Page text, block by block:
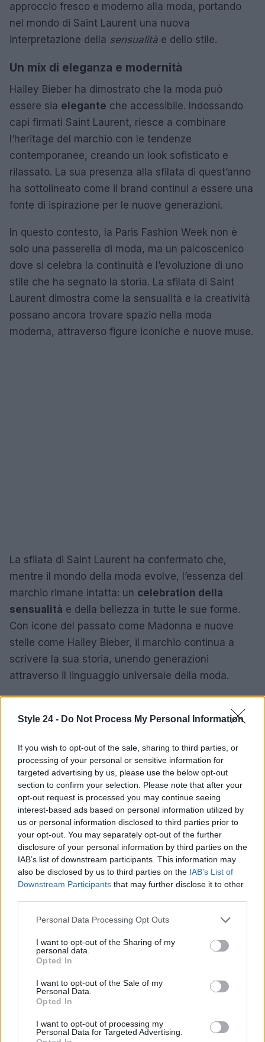
Style 24 - Do Not Process My Personal Information
If you wish to opt-out of the sale, sharing to third parties, or
processing of your personal or sensitive information for
targeted advertising by us, please use the below opt-out
section to confirm your selection. Please note that after your
opt-out request is processed you may continue seeing
interest-based ads based on personal information utilized by
us or personal information disclosed to third parties prior to
your opt-out. You may separately opt-out of the further
disclosure of your personal information by third parties on the
IAB’s list of downstream participants. This information may
also be disclosed by us to third parties on the IAB’s List of
Downstream Participants that may further disclose it to other
Please note that this website/app uses one or more Google
not limited to your visit or usage behaviour. You may click to
grant or deny consent to Google and its third-party tags to
use your data for below specified purposes in below Google
consent section.
Personal Data Processing Opt Outs
I want to opt-out of the Sharing of my
personal data.
Opted In
I want to opt-out of the Sale of my
Personal Data.
Opted In
I want to opt-out of processing my
Personal Data for Targeted Advertising.
approccio fresco e moderno alla moda, portando
nel mondo di Saint Laurent una nuova
interpretazione della sensualità e dello stile.
Un mix di eleganza e modernità
Hailey Bieber ha dimostrato che la moda può
essere sia elegante che accessibile. Indossando
capi firmati Saint Laurent, riesce a combinare
l’heritage del marchio con le tendenze
contemporanee, creando un look sofisticato e
rilassato. La sua presenza alla sfilata di quest’anno
ha sottolineato come il brand continui a essere una
fonte di ispirazione per le nuove generazioni.
In questo contesto, la Paris Fashion Week non è
solo una passerella di moda, ma un palcoscenico
dove si celebra la continuità e l’evoluzione di uno
stile che ha segnato la storia. La sfilata di Saint
Laurent dimostra come la sensualità e la creatività
possano ancora trovare spazio nella moda
moderna, attraverso figure iconiche e nuove muse.
La sfilata di Saint Laurent ha confermato che,
mentre il mondo della moda evolve, l’essenza del
marchio rimane intatta: un celebration della
sensualità e della bellezza in tutte le sue forme.
Con icone del passato come Madonna e nuove
stelle come Hailey Bieber, il marchio continua a
scrivere la sua storia, unendo generazioni
attraverso il linguaggio universale della moda.
AUTORE